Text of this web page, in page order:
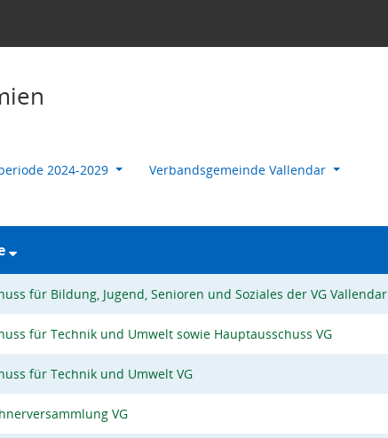
2024-2029 Verbandsgemeinde Vallendar
für Bildung, Jugend, Senioren und Soziales der VG Vallendar
für Technik und Umwelt sowie Hauptausschuss VG
für Technik und Umwelt VG
VG